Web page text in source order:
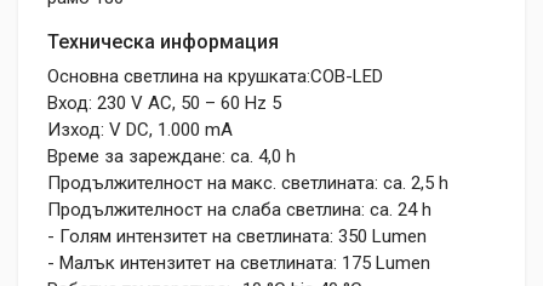
Техническа информация
Основна светлина на крушката:COB-LED
Вход: 230 V AC, 50 – 60 Hz 5
Изход: V DC, 1.000 mA
Време за зареждане: ca. 4,0 h
Продължителност на макс. светлината: ca. 2,5 h
Продължителност на слаба светлина: ca. 24 h
- Голям интензитет на светлината: 350 Lumen
- Малък интензитет на светлината: 175 Lumen